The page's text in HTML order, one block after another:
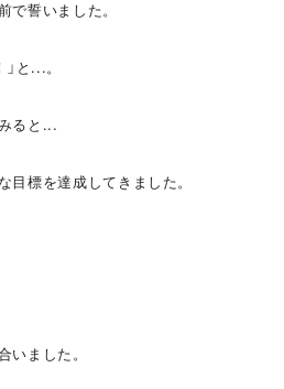
で誓いました。
と...。
ると...
目標を達成してきました。
いました。